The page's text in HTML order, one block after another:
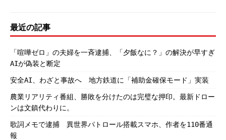
最近の記事
「喧嘩ゼロ」の夫婦を一斉逮捕、「夕飯なに？」の解決が早すぎ
AIが偽装と断定
安全AI、わざと事故へ 地方鉄道に「補助金確保モード」実装
農業リアリティ番組、勝敗を分けたのは完璧な押印。最新ドロー
ンは文鎮代わりに。
歌詞メモで逮捕 異世界パトロール搭載スマホ、作者を110番通
報